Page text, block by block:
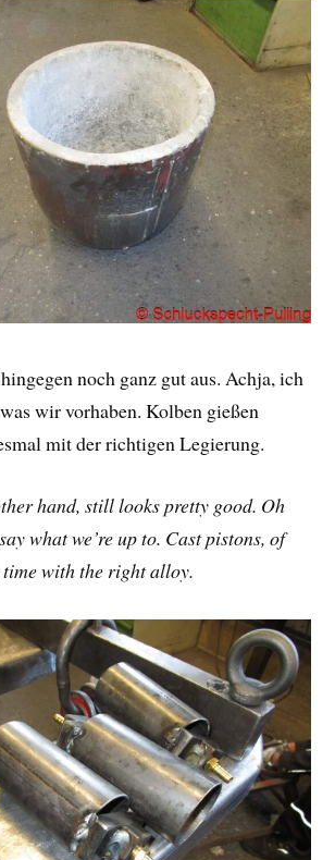
noch ganz gut aus. Achja, ich
wir vorhaben. Kolben gießen
mit der richtigen Legierung.
hand, still looks pretty good. Oh
what we’re up to. Cast pistons, of
with the right alloy.